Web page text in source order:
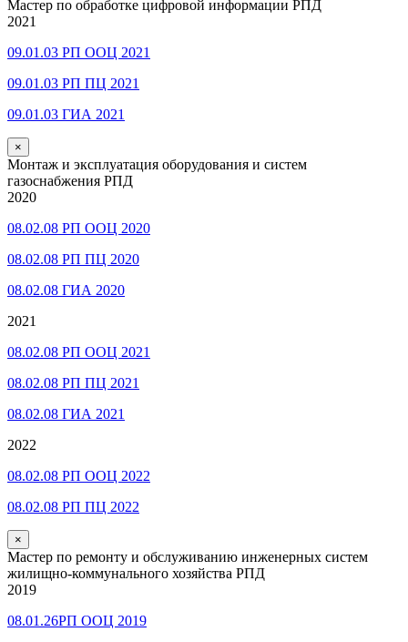
Мастер по обработке цифровой информации РПД
2021
09.01.03 РП ООЦ 2021
09.01.03 РП ПЦ 2021
09.01.03 ГИА 2021
×
Монтаж и эксплуатация оборудования и систем
газоснабжения РПД
2020
08.02.08 РП ООЦ 2020
08.02.08 РП ПЦ 2020
08.02.08 ГИА 2020
2021
08.02.08 РП ООЦ 2021
08.02.08 РП ПЦ 2021
08.02.08 ГИА 2021
2022
08.02.08 РП ООЦ 2022
08.02.08 РП ПЦ 2022
×
Мастер по ремонту и обслуживанию инженерных систем
жилищно-коммунального хозяйства РПД
2019
08.01.26РП ООЦ 2019